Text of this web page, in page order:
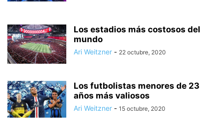
Los estadios más costosos del
mundo
Ari Weitzner - 22 octubre, 2020
Los futbolistas menores de 23
años más valiosos
Ari Weitzner - 15 octubre, 2020